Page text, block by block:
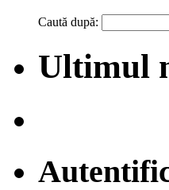
Caută după:
Ultimul